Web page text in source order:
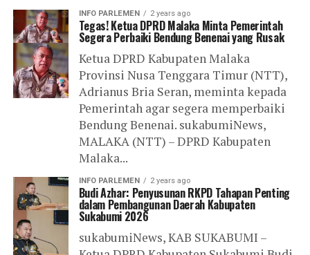
INFO PARLEMEN 2 years ago
Tegas! Ketua DPRD Malaka Minta Pemerintah
Segera Perbaiki Bendung Benenai yang Rusak
Ketua DPRD Kabupaten Malaka
Provinsi Nusa Tenggara Timur (NTT),
Adrianus Bria Seran, meminta kepada
Pemerintah agar segera memperbaiki
Bendung Benenai. sukabumiNews,
MALAKA (NTT) – DPRD Kabupaten
Malaka...
INFO PARLEMEN 2 years ago
Budi Azhar: Penyusunan RKPD Tahapan Penting
dalam Pembangunan Daerah Kabupaten
Sukabumi 2026
sukabumiNews, KAB SUKABUMI –